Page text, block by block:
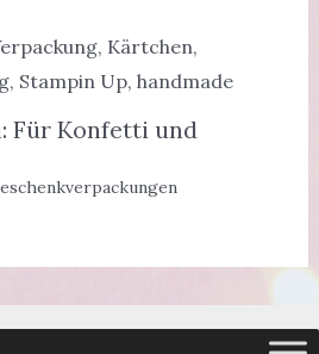
Für Konfetti und